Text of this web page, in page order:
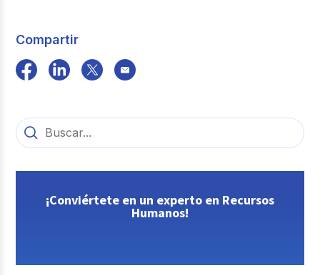
Compartir
¡Conviértete en un experto en Recursos
Humanos!